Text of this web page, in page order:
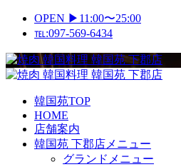
Skip
content
OPEN ▶11:00〜25:00
℡:097-569-6434
Primary
韓国苑TOP
HOME
店舗案内
韓国苑 下郡店メニュー
グランドメニュー